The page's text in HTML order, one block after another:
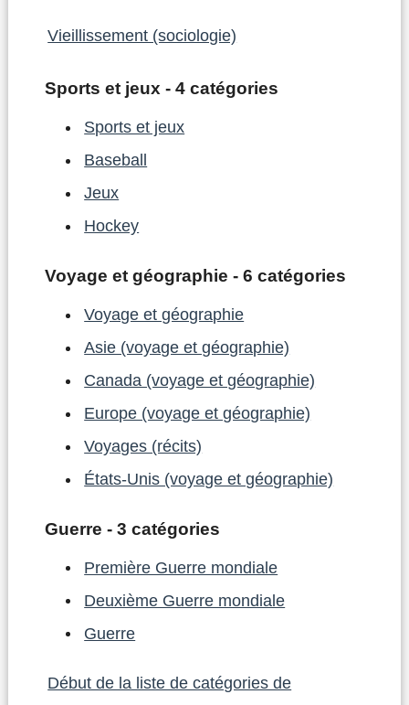
Vieillissement (sociologie)
Sports et jeux - 4 catégories
Sports et jeux
Baseball
Jeux
Hockey
Voyage et géographie - 6 catégories
Voyage et géographie
Asie (voyage et géographie)
Canada (voyage et géographie)
Europe (voyage et géographie)
Voyages (récits)
États-Unis (voyage et géographie)
Guerre - 3 catégories
Première Guerre mondiale
Deuxième Guerre mondiale
Guerre
Début de la liste de catégories de